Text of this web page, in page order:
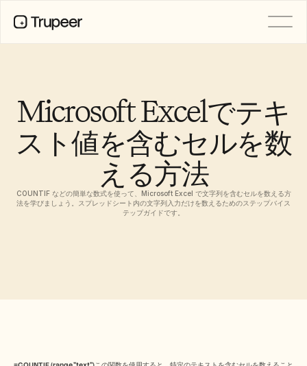
Microsoft Excelでテキ
スト値を含むセルを数
える方法
COUNTIF などの簡単な数式を使って、Microsoft Excel で文字列を含むセルを数える方
法を学びましょう。スプレッドシート内の文字列入力だけを数えるためのステップバイス
テップガイドです。
翻訳
ナレッジベース
AIアバター
ブランドキット
ユースケース